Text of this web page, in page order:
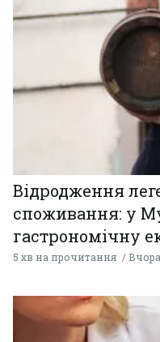
Відродження
споживання: у
гастрономічну
5 хв на прочитання Вчора